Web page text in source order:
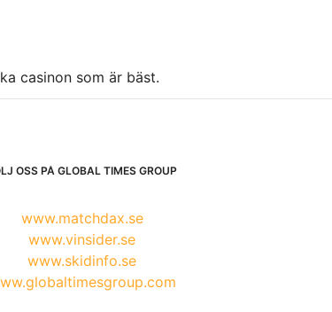
casinon som är bäst.
OSS PÅ GLOBAL TIMES GROUP
www.matchdax.se
www.vinsider.se
www.skidinfo.se